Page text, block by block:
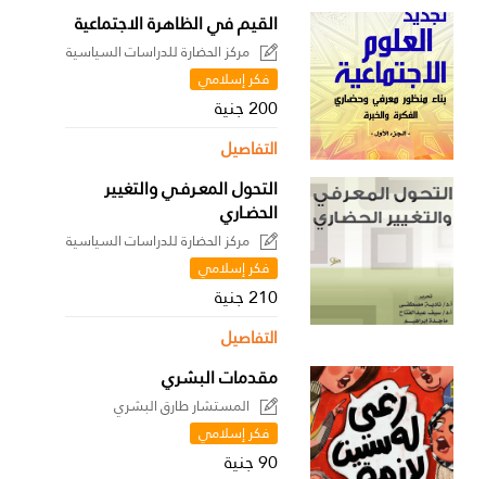
القيم في الظاهرة الاجتماعية
مركز الحضارة للدراسات السياسية
فكر إسلامي
200 جنية
التفاصيل
التحول المعـرفـي والتغيير
الحضـاري
مركز الحضارة للدراسات السياسية
فكر إسلامي
210 جنية
التفاصيل
مقدمات البشري
المستشار طارق البشري
فكر إسلامي
90 جنية